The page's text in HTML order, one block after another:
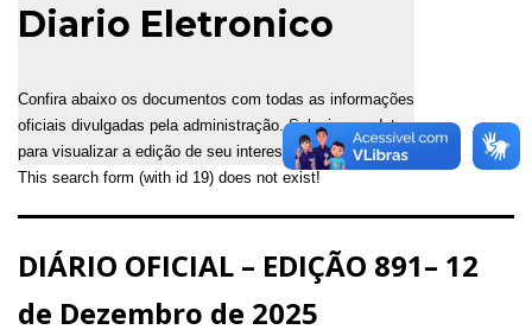
Diario Eletronico
Confira abaixo os documentos com todas as informações
oficiais divulgadas pela administração. Selecione a data
para visualizar a edição de seu interesse.
This search form (with id 19) does not exist!
DIÁRIO OFICIAL – EDIÇÃO 891– 12
de Dezembro de 2025